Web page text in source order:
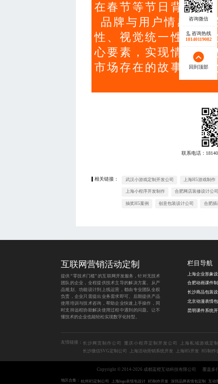
在春节等节日背景下
品牌与用户情感连
性、视觉统一性、文
心要素，实现情感共
市场存在的故事空心
联系电话：
相关链接： 武汉小游戏定制开发公司 上海H5游戏制作
上海小程序开发制作 合肥网店装修设计公
抽奖H5案例 创意包装设计公司 合肥插
咨询热线
18140119082
回到顶部
互联网营销活动定制
提供 “零技术门槛” 的互联网开发服务，针对无技术
团队的企业，全程提供技术主导的解决方案。从产
品规划、功能设计到上线运营，都由专业团队全权
负责，企业只需提出业务需求即可。后期提供产品
使用培训与技术咨询，帮助企业快速上手操作，同
时支持远程协助解决使用过程中遇到的问题。让不
懂技术的企业也能轻松实现数字化转型。
栏目导航
友情链接： 长沙网页制作公司 重庆小程序定制开发公司
上海私域游戏定
长沙微信SVG定制公司
上海活动营销系统开发 上海H5开发 H5制作
Copyright © 2014-2026 成都蓝橙互动科技有限公司 覆盖多
地区合集： 杭州H5定制公司 上海logo表情包设计 H5制作开发 深圳品牌表情包定制 互动